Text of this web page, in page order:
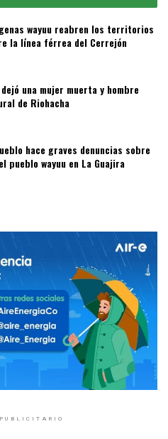
wayuu reabren los territorios
la línea férrea del Cerrejón
una mujer muerta y hombre
de Riohacha
hace graves denuncias sobre
pueblo wayuu en La Guajira